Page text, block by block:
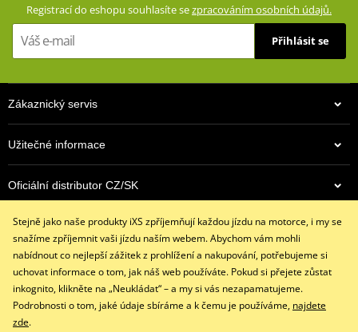
Síťová podšívka (100% polyester)
TEXLAND®
Vyjímatelné a výškově nastavitelné chrániče kolen certifikované
Vyjímatelné chrániče kyčlí certifikované podle normy CE
tkaninou
Reflexní potisky na přední i zadní straně pro zvýšení pasivní
bezpečnosti
Dvě kapsy vpředu se zipem, dvě velké cargo kapsy na stehnech.
Nastavení obvodu pasu
Konce nohavic rozepínatelné zipem a suchými zipem, takže lze
Registrací do eshopu souhlasíte sezpracováním osobních údajů.
Přihlásit se
Zákaznický servis
Užitečné informace
Oficiální distributor CZ/SK
Kontaktujte nás
info@ixs-motopoint.cz
Po - Pá (8:00 - 16:30)
Stejně jako naše produkty iXS zpříjemňují každou jízdu na motorce, i my se
snažíme zpříjemnit vaši jízdu naším webem. Abychom vám mohli
nabídnout co nejlepší zážitek z prohlížení a nakupování, potřebujeme si
uchovat informace o tom, jak náš web používáte. Pokud si přejete zůstat
inkognito, klikněte na „Neukládat“ – a my si vás nezapamatujeme.
Podrobnosti o tom, jaké údaje sbíráme a k čemu je používáme, najdete
zde.